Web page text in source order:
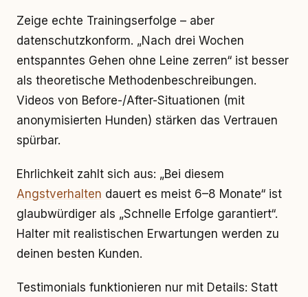
Zeige echte Trainingserfolge – aber
datenschutzkonform. „Nach drei Wochen
entspanntes Gehen ohne Leine zerren“ ist besser
als theoretische Methodenbeschreibungen.
Videos von Before-/After-Situationen (mit
anonymisierten Hunden) stärken das Vertrauen
spürbar.
Ehrlichkeit zahlt sich aus: „Bei diesem
Angstverhalten dauert es meist 6–8 Monate“ ist
glaubwürdiger als „Schnelle Erfolge garantiert“.
Halter mit realistischen Erwartungen werden zu
deinen besten Kunden.
Testimonials funktionieren nur mit Details: Statt